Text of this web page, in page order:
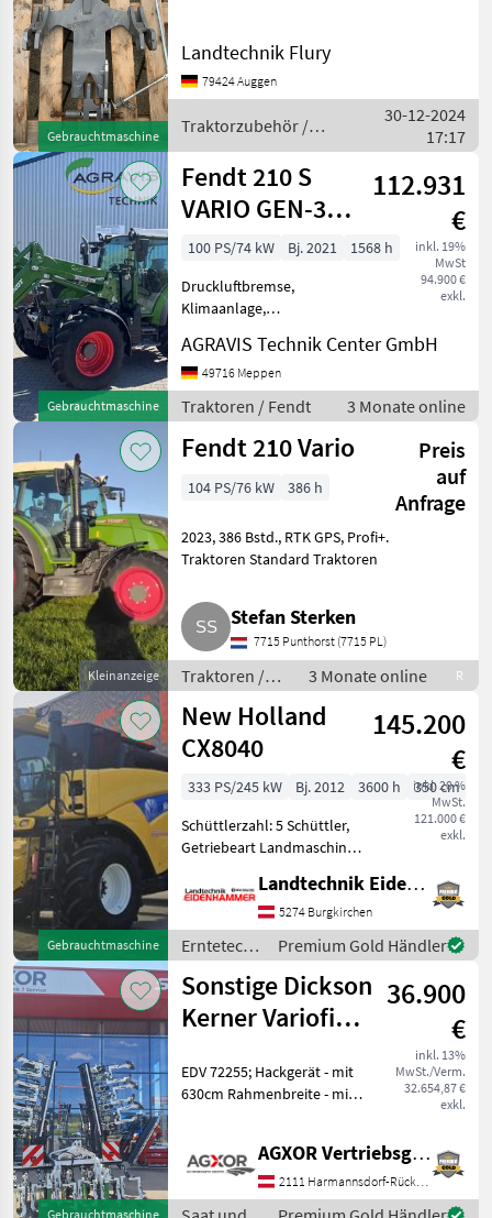
Gebrauchtmaschine
Verfügbar! Versand gegen
Kostenübernahme
möglich!! Traktorzubehör
Sons
Landtechnik Flury
79424 Auggen
Traktorzubehör /
Fendt
30-12-2024
17:17
Gebrauchtmaschine
Fendt 210 S
VARIO GEN-3
Power Set-2
112.931
€
inkl. 19%
MwSt
94.900 €
exkl.
100 PS/74 kW Bj. 2021
1568 h
Druckluftbremse,
Klimaanlage,
Allrad, Frontzapfwelle,
Frontlader, Fronthydraulik
210 S VARIO GEN-3 (0020)
gebr. Fendt Allradschlepper
(0030) Kabi
AGRAVIS Technik Center GmbH
49716 Meppen
Traktoren / Fendt 3 Monate online
Kleinanzeige
Fendt 210 Vario
Preis
auf
Anfrage
104 PS/76 kW 386 h
2023, 386 Bstd., RTK GPS, Profi+.
Traktoren Standard Traktoren
Stefan Sterken
7715 Punthorst (7715 PL)
Traktoren /
Standard
Traktoren
3 Monate online R
Gebrauchtmaschine
New Holland
CX8040
145.200
€
inkl. 20 %
MwSt.
121.000 €
exkl.
333 PS/245 kW Bj. 2012 3600 h
350 cm
Schüttlerzahl: 5 Schüttler,
Getriebeart Landmaschine:
Bordcomputer, Kabine,
Klimaanlage, Schneidwerk,
Schneidwerkswagen,
Strohhäcksler #NEW
HOLLAND CX 80
Landtechnik Eidenhammer GmbH
5274 Burgkirchen
Erntetechnik
Ackerbau /
New
Holland
Premium Gold Händler
Gebrauchtmaschine
Sonstige Dickson
Kerner Variofield
36.900
€
inkl. 13%
MwSt./Verm.
32.654,87 €
exkl.
EDV 72255; Hackgerät - mit
630cm Rahmenbreite - mit
Reihenweite - mit LED
Beleuchting - für Heck- und
Frontbetrie
AGXOR Vertriebsgesellschaft Ost GmbH
2111 Harmannsdorf-Rückersdorf